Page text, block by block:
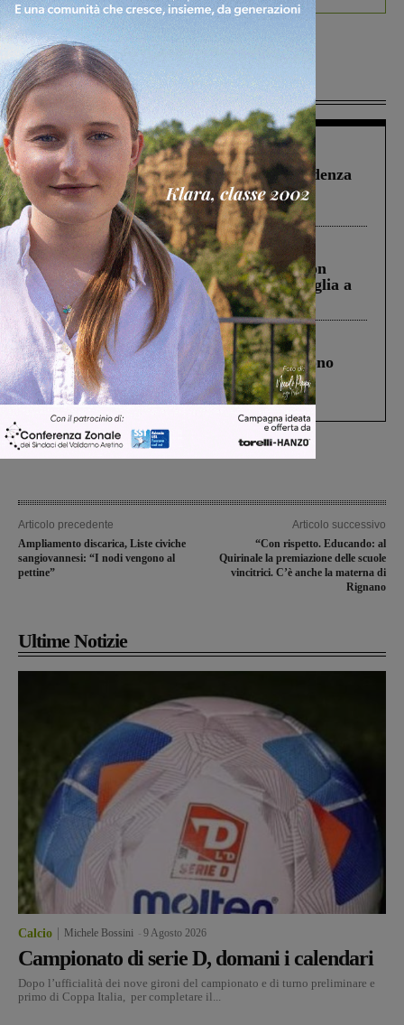
Più lette
Figline Incisa Valdarno 1 Agosto 2026
Piscina di Figline finanziata oltre la scadenza
Pnrr, il gruppo di Fratelli d’Italia: “Un
ringraziamento al Governo”
Cronaca 3 Agosto 2026
Scomparso da una struttura di Castiglion
Fiorentino l’uomo che aveva ucciso la figlia a
Levane nel 2020
Cronaca 4 Agosto 2026
Un anno fa la strage in A1 in cui morirono
Gianni, Giulia e Franco. Lo schianto, il
processo, lo stop ai sorpassi fra tir....
Articolo precedente
Ampliamento discarica, Liste civiche
sangiovannesi: “I nodi vengono al
pettine”
Articolo successivo
“Con rispetto. Educando: al
Quirinale la premiazione delle scuole
vincitrici. C’è anche la materna di
Rignano
Ultime Notizie
Calcio Michele Bossini 9 Agosto 2026
Campionato di serie D, domani i calendari
Dopo l’ufficialità dei nove gironi del campionato e di turno preliminare e
primo di Coppa Italia, per completare il...